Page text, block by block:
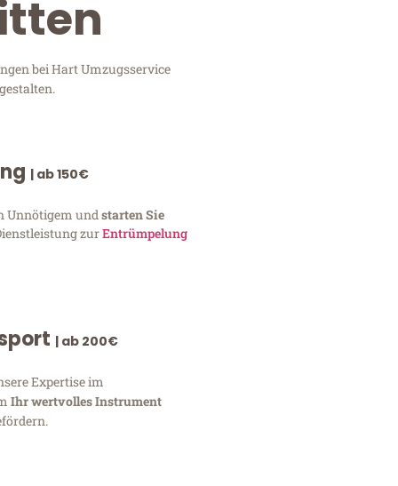
bei Hart Umzugsservice
| ab 150€
Unnötigem undstarten Sie
zurEntrümpelung
| ab 200€
Expertise im
Ihr wertvolles Instrument